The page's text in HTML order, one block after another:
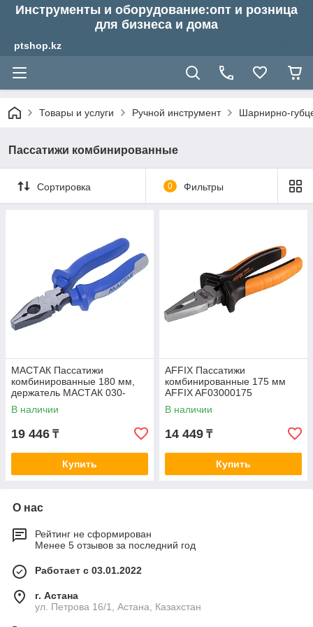
Инструменты и оборудование:опт и розница
для бизнеса и дома
ptshop.kz
Товары и услуги Ручной инструмент Шарнирно-
Пассатижи комбинированные
Сортировка 0 Фильтры
МАСТАК Пассатижи
комбинированные 180 мм,
держатель МАСТАК 030-
00180H
В наличии
19 446 ₸
Купить
AFFIX Пассатижи
комбинированные 175 мм
AFFIX AF03000175
В наличии
14 449 ₸
Купить
О нас
Рейтинг не сформирован
Менее 5 отзывов за последний год
Работает с 03.01.2022
г. Астана
ул. Петрова 16/1, Астана, Казахстан